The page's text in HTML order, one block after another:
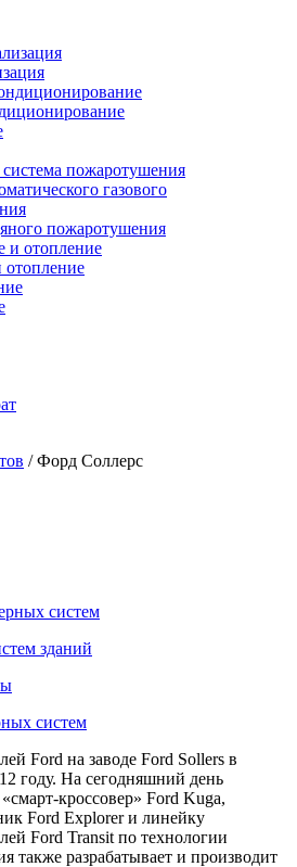
пожаротушения
газового
пожаротушения
отопление
/Форд Соллерс
систем
зданий
систем
Ford на заводе Ford Sollers в
году. На сегодняшний день
кроссовер» Ford Kuga,
Ford Explorer и линейку
Ford Transit по технологии
также разрабатывает и производит